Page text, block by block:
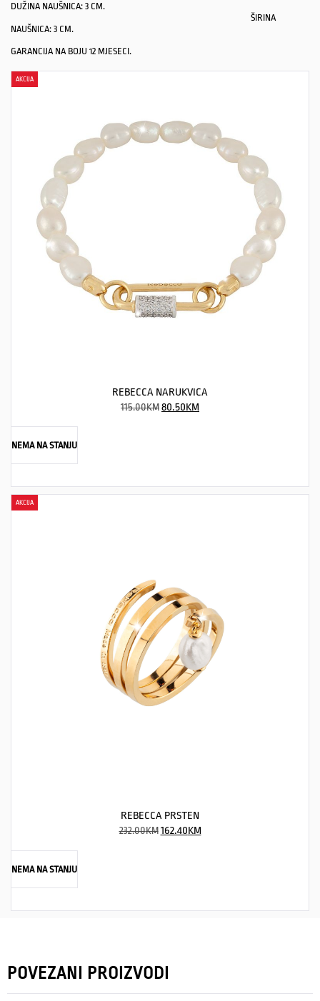
DUŽINA NAUŠNICA: 3 CM.
ŠIRINA
NAUŠNICA: 3 CM.
GARANCIJA NA BOJU 12 MJESECI.
AKCIJA
REBECCA NARUKVICA
115.00KM80.50KM
NEMA NA STANJU
AKCIJA
REBECCA PRSTEN
232.00KM 162.40KM
NEMA NA STANJU
POVEZANI PROIZVODI